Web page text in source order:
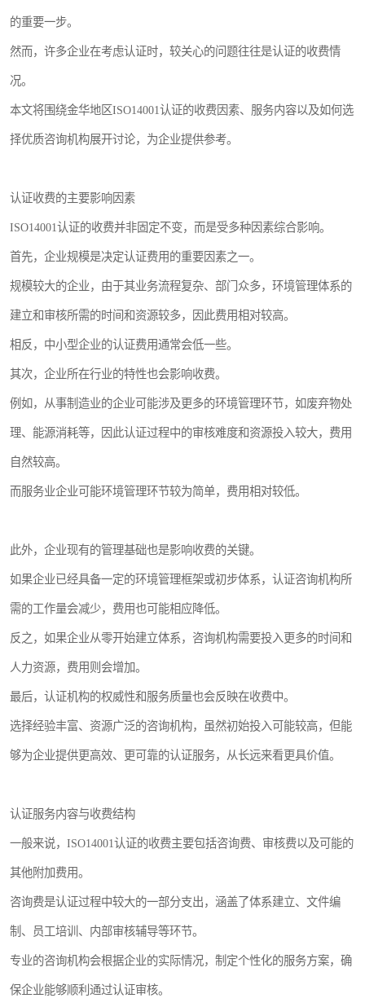
的重要一步。
然而，许多企业在考虑认证时，较关心的问题往往是认证的收费情
况。
本文将围绕金华地区ISO14001认证的收费因素、服务内容以及如何选
择优质咨询机构展开讨论，为企业提供参考。
认证收费的主要影响因素
ISO14001认证的收费并非固定不变，而是受多种因素综合影响。
首先，企业规模是决定认证费用的重要因素之一。
规模较大的企业，由于其业务流程复杂、部门众多，环境管理体系的
建立和审核所需的时间和资源较多，因此费用相对较高。
相反，中小型企业的认证费用通常会低一些。
其次，企业所在行业的特性也会影响收费。
例如，从事制造业的企业可能涉及更多的环境管理环节，如废弃物处
理、能源消耗等，因此认证过程中的审核难度和资源投入较大，费用
自然较高。
而服务业企业可能环境管理环节较为简单，费用相对较低。
此外，企业现有的管理基础也是影响收费的关键。
如果企业已经具备一定的环境管理框架或初步体系，认证咨询机构所
需的工作量会减少，费用也可能相应降低。
反之，如果企业从零开始建立体系，咨询机构需要投入更多的时间和
人力资源，费用则会增加。
最后，认证机构的权威性和服务质量也会反映在收费中。
选择经验丰富、资源广泛的咨询机构，虽然初始投入可能较高，但能
够为企业提供更高效、更可靠的认证服务，从长远来看更具价值。
认证服务内容与收费结构
一般来说，ISO14001认证的收费主要包括咨询费、审核费以及可能的
其他附加费用。
咨询费是认证过程中较大的一部分支出，涵盖了体系建立、文件编
制、员工培训、内部审核辅导等环节。
专业的咨询机构会根据企业的实际情况，制定个性化的服务方案，确
保企业能够顺利通过认证审核。